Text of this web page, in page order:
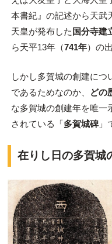
本書紀』の記述から天武
天皇が発布した 国分寺建
ら天平13年（741年）の
しかし多賀城の創建に
であるためなのか、
どの
な多賀城の創建年を唯一
されている「多賀城碑」
在りし日の多賀城